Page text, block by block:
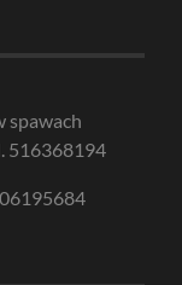
spawach
516368194